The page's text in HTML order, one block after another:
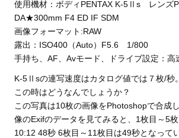
使用機材：ボディPENTAX K-5Ⅱs レンズ
DA★300mm F4 ED IF SDM
画像フォーマット:RAW
露出：ISO400（Auto）F5.6 1/800
手持ち、AF、Avモード、ドライブ設定：高
K-5Ⅱsの連写速度はカタログ値では７枚/秒。
この時はどうなんでしょうか？
この写真は10枚の画像をPhotoshopで合成
像のExifのデータを見てみると、1枚目～5
10:12 48秒 6枚目～11枚目は49秒となって